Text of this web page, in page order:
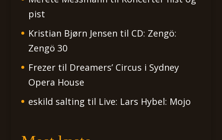
pist
Kristian Bjørn Jensen til CD: Zengö:
Zengö 30
Frezertil Dreamers’ Circus i Sydney
Opera House
eskild salting til Live: Lars Hybel: Mojo